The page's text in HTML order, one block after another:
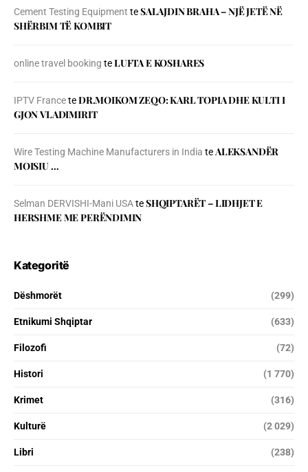
Cement Testing Equipment teSALAJDIN BRAHA – NJЁ JETЁ NЁ
SHЁRBIM TЁ KOMBIT
online travel booking teLUFTA E KOSHARES
IPTV FranceteDR.MOIKOM ZEQO: KARL TOPIA DHE KULTI I
GJON VLADIMIRIT
Wire Testing Machine Manufacturers in India teALEKSANDËR
MOISIU …
Selman DERVISHI-Mani USAteSHQIPTARËT – LIDHJET E
HERSHME ME PERËNDIMIN
Kategoritë
Dëshmorët (299)
Etnikumi Shqiptar (633)
Filozofi (72)
Histori (1 770)
Krimet (316)
Kulturë (2 029)
Libri (238)